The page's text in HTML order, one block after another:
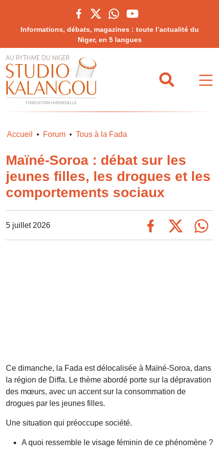
Informations, débats, magazines : toute l’actualité du
Niger, en 5 langues
Accueil • Forum • Tous à la Fada
Maïné-Soroa : débat sur les
jeunes filles, les drogues et les
comportements sociaux
5 juillet 2026
Ce dimanche, la Fada est délocalisée à Maïné-Soroa, dans
la région de Diffa. Le thème abordé porte sur la dépravation
des mœurs, avec un accent sur la consommation de
drogues par les jeunes filles.
Une situation qui préoccupe société.
A quoi ressemble le visage féminin de ce phénomène ?